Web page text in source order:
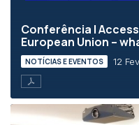
Conferência |
European Union –
NOTÍCIAS E EVENTOS 12